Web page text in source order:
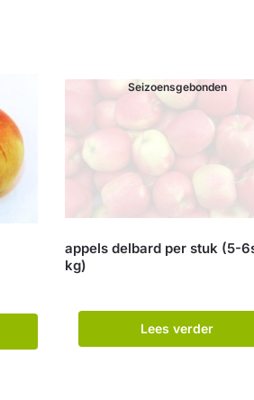
Seizoensgebonden
appels delbard per stuk (5-
kg)
Lees verder